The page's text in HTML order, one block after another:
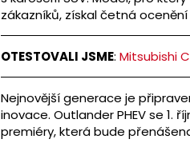
zákazníků, získal četná
OTESTOVALI JSME: Mitsubishi
Nejnovější generace je
inovace. Outlander PHEV se 1.
premiéry, která bude